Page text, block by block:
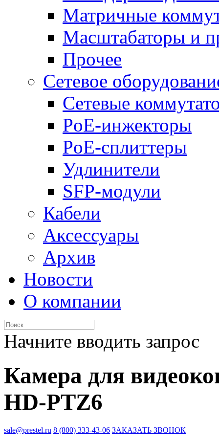
Матричные
Масштабаторы и
Прочее
Сетевое
Сетевые
PoE-инжекторы
PoE-сплиттеры
Удлинители
SFP-модули
Кабели
Аксессуары
Архив
Новости
О компании
Начните вводить запрос
Камера для
HD-PTZ6
sale@prestel.ru 8 (800) 333-43-06 ЗАКАЗАТЬ ЗВОНОК